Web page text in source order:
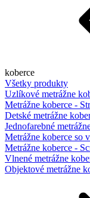
koberce
Všetky produkty
Uzlíkové metrážne
Metrážne koberce -
Detské metrážne
Jednofarebné
Metrážne koberce so
Metrážne koberce -
Vlnené metrážne
Objektové metrážne